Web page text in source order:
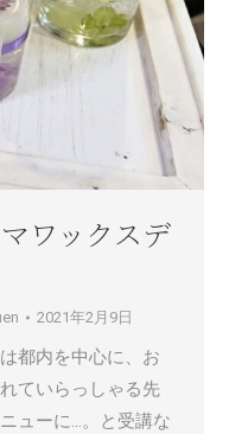
ワックスデ
2021年2月9日
都内を中心に、お
ていらっしゃる先
ューに…。と受講な